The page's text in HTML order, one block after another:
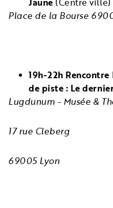
Place de la Bourse
19h-22h Rencontre
de piste : Le
Lugdunum - Musée &
17 rue Cleberg
69005 Lyon